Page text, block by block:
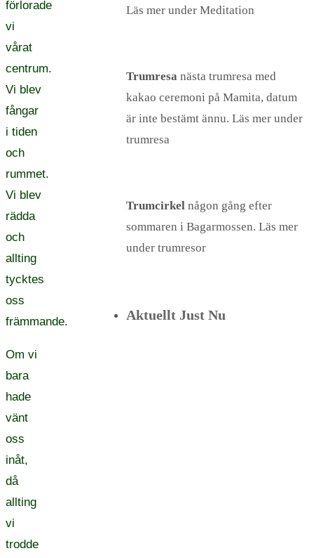
förlorade
vi
vårat
centrum.
Vi blev
fångar
i tiden
och
rummet.
Vi blev
rädda
och
allting
tycktes
oss
främmande.
Om vi
bara
hade
vänt
oss
inåt,
då
allting
vi
trodde
Läs mer under Meditation
Trumresa nästa trumresa med
kakao ceremoni på Mamita, datum
är inte bestämt ännu. Läs mer under
trumresa
Trumcirkel någon gång efter
sommaren i Bagarmossen. Läs mer
under trumresor
Aktuellt Just Nu